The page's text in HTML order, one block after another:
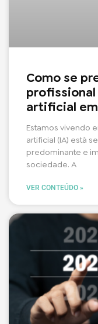
Como se
artificial
Estamos vivendo
artificial (IA) está
predominante e
sociedade. A
VER CONTEÚDO »